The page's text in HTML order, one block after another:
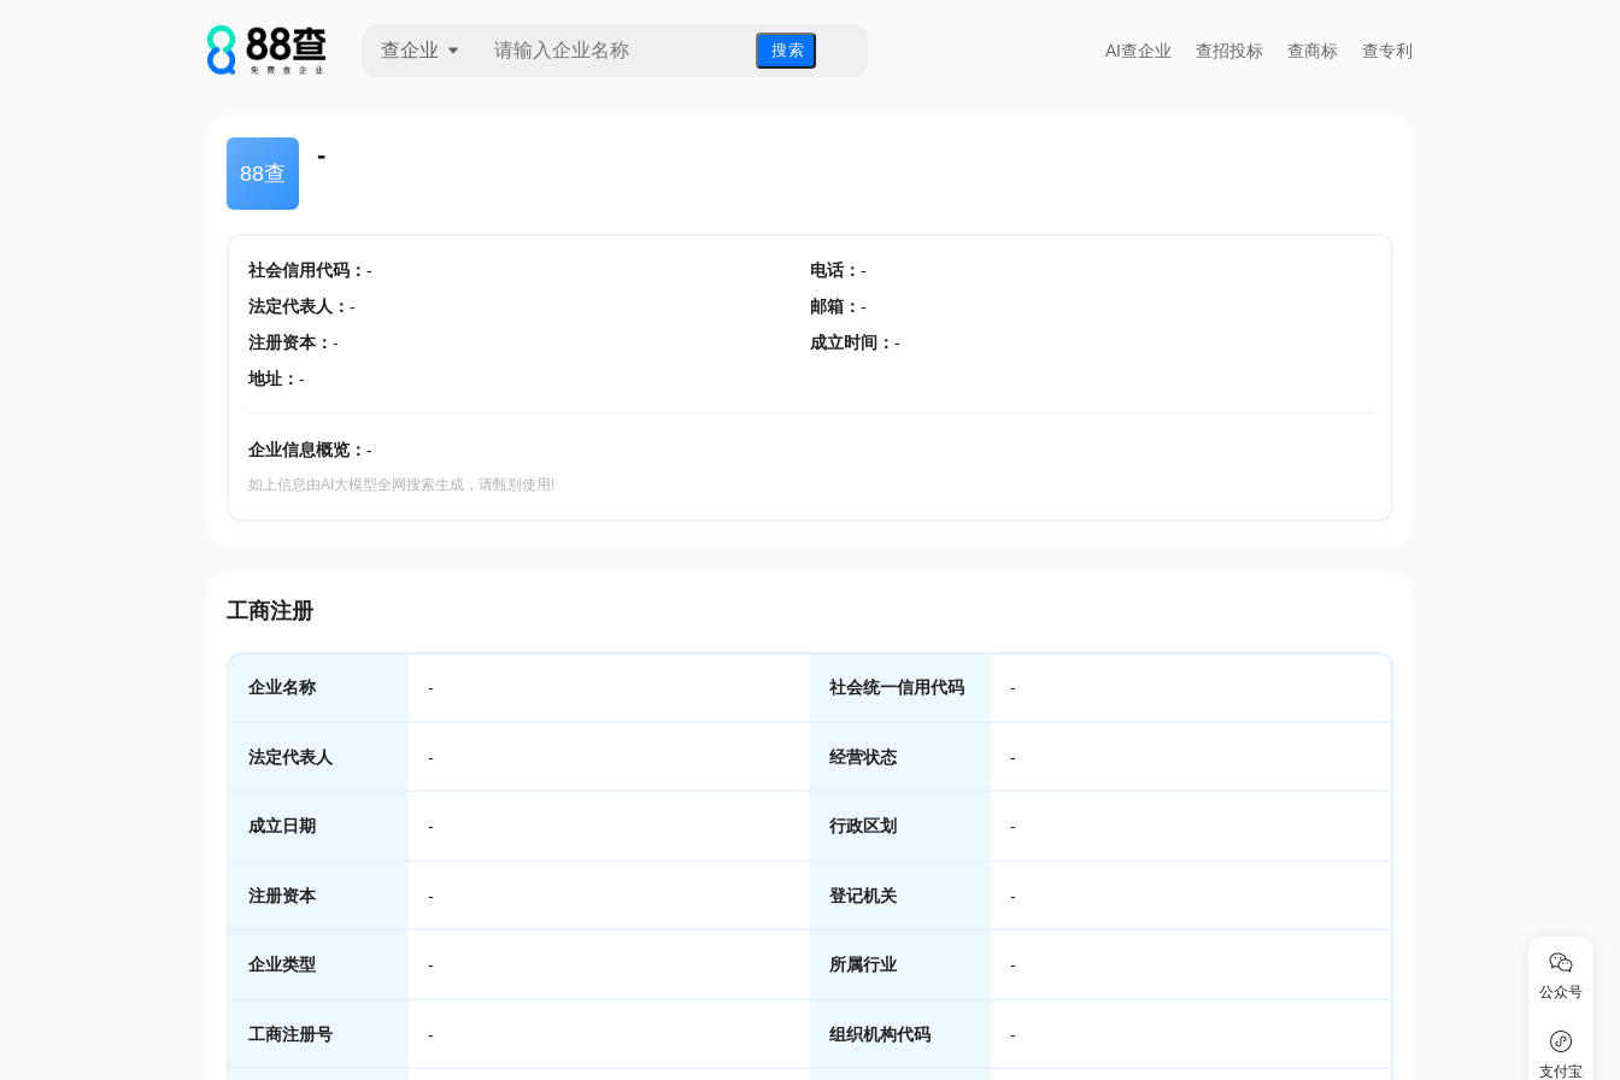
查企业 搜 索 AI查企业 查招投标 查商标 查专利
88查
-
社会信用代码： - 电话： -
法定代表人 ： - 邮箱 ： -
注册资本： - 成立时间 ： -
地址： -
企业信息概览： -
如上信息由AI大模型全网搜索生成，请甄别使用!
工商注册
企业名称 - 社会统一信用代码 -
法定代表人 - 经营状态 -
成立日期 - 行政区划 -
注册资本 - 登记机关 -
企业类型 - 所属行业 -
工商注册号 - 组织机构代码 -
公众号
支付宝